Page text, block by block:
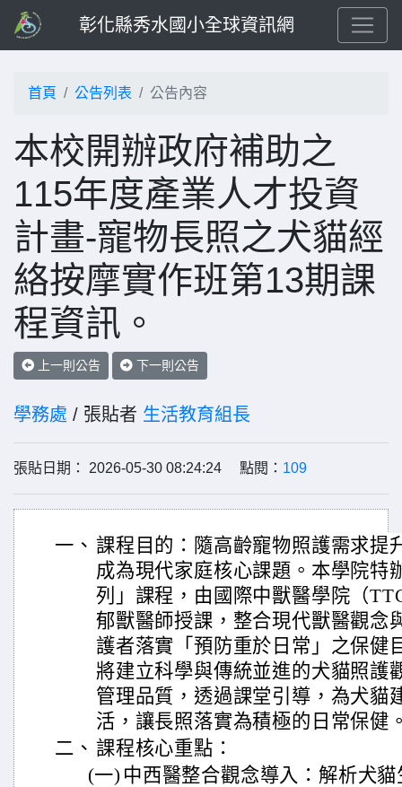
彰化縣秀水國小全球資訊網
首頁 公告列表 公告內容
本校開辦政府補助之
115年度產業人才投資
計畫-寵物長照之犬貓經
絡按摩實作班第13期課
程資訊。
上一則公告 下一則公告
學務處 / 張貼者 生活教育組長
張貼日期： 2026-05-30 08:24:24 點閱： 109
一、 課程目的：隨高齡寵物照護需求提
成為現代家庭核心課題。本學院特
列」課程，由國際中獸醫學院（
郁獸醫師授課，整合現代獸醫觀念
護者落實「預防重於日常」之保健
將建立科學與傳統並進的犬貓照護
管理品質，透過課堂引導，為犬貓
活，讓長照落實為積極的日常保健
二、 課程核心重點：
(一) 中西醫整合觀念導入：解析犬